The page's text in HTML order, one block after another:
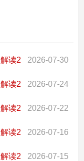
2026-07-30
解读2
2026-07-24
解读2
2026-07-22
解读2
2026-07-16
解读2
2026-07-15
解读2